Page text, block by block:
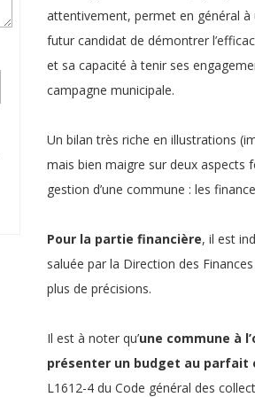
attentivement, permet en général
futur candidat de démontrer
et sa capacité à tenir ses
campagne municipale.
Un bilan très riche en illustrations
mais bien maigre sur deux aspects
gestion d’une commune : les
Pour la partie financière, il est
saluée par la Direction des
plus de précisions.
Il est à noter qu’une commune à
présenter un budget au parfait
L1612-4 du Code général des